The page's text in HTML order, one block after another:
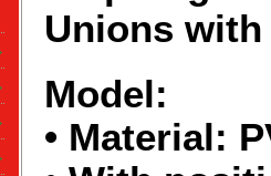
Unions
Model:
• Material: